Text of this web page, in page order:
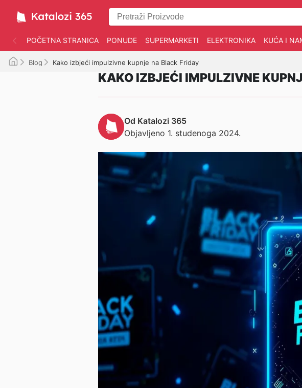
POČETNA STRANICA PONUDE SUPERMARKETI ELEKTRONIKA KUĆA I
Blog Kako izbjeći impulzivne kupnje na Black Friday
KAKO IZBJEĆI IMPULZIVNE
Od Katalozi 365
Objavljeno 1. studenoga 2024.